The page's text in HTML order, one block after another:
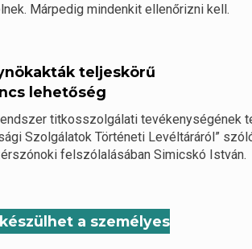
Márpedig mindenkit ellenőrizni kell.
teljeskörű
lehetőség
titkosszolgálati tevékenységének
Szolgálatok Történeti Levéltáráról”
felszólalásában Simicskó István.
a személyes